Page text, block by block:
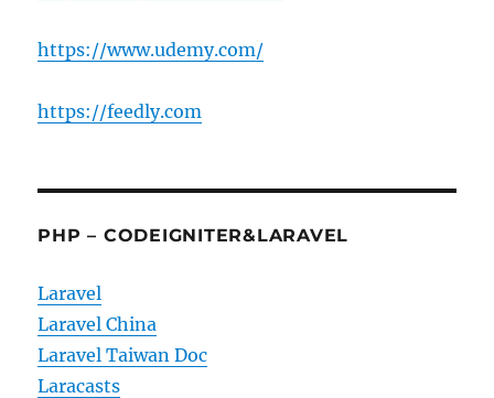
https://www.udemy.com/
https://feedly.com
PHP – CODEIGNITER&LARAVEL
Laravel
Laravel China
Laravel Taiwan Doc
Laracasts